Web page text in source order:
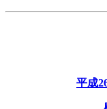
平成